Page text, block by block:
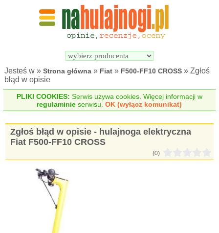
Wyszukiwarka
elektrycznych
Jesteś w »Strona główna » Fiat » F500-FF10 CROSS » Zgłoś
błąd w opisie
PLIKI COOKIES: Serwis używa cookies. Więcej informacji w
regulaminie serwisu.OK (wyłącz komunikat)
Zgłoś błąd w opisie - hulajnoga elektryczna
Fiat F500-FF10 CROSS
(0)